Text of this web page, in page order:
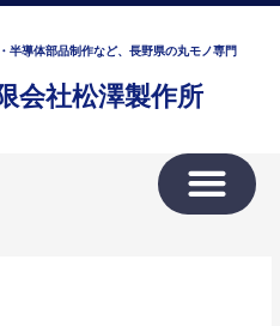
半導体部品制作など、長野県の丸モノ専門
会社松澤製作所